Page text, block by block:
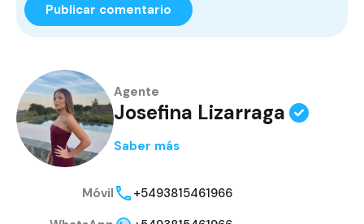
Agente
Josefina Lizarraga
Saber más
Móvil
+5493815461966